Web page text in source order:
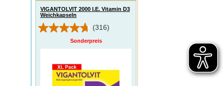
VIGANTOLVIT 2000 I.E. Vitamin D3
Weichkapseln
(316)
Sonderpreis